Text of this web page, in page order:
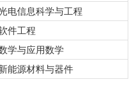
电信息科学与工程
件工程
学与应用数学
能源材料与器件